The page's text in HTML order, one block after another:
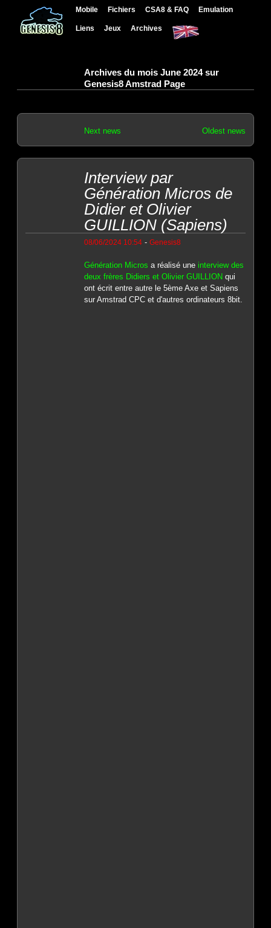
Mobile Fichiers CSA8 & FAQ Emulation
Liens Jeux Archives
Archives du mois June 2024 sur
Genesis8 Amstrad Page
Next news Oldest news
Interview par
Génération Micros de
Didier et Olivier
GUILLION (Sapiens)
08/06/2024 10:54- Genesis8
Génération Micros a réalisé une interview des
deux frères Didiers et Olivier GUILLION qui
ont écrit entre autre le 5ème Axe et Sapiens
sur Amstrad CPC et d'autres ordinateurs 8bit.